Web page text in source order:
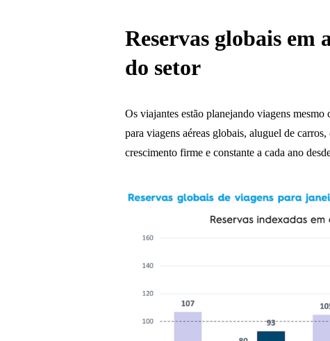
Reservas globais
do setor
Os viajantes estão planejando viagens
para viagens aéreas globais, aluguel de
crescimento firme e constante a cada ano